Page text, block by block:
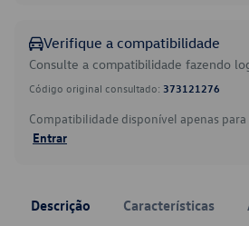
Verifique a compatibilidade
Consulte a compatibilidade fazendo
Código original consultado: 373121276
Compatibilidade disponível apenas
Entrar
Descrição Características